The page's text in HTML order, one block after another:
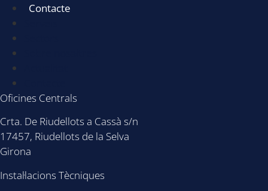
Contacte
Oficines Centrals
Crta. De Riudellots a Cassà s/n
17457, Riudellots de la Selva
Girona
Instal·lacions Tècniques